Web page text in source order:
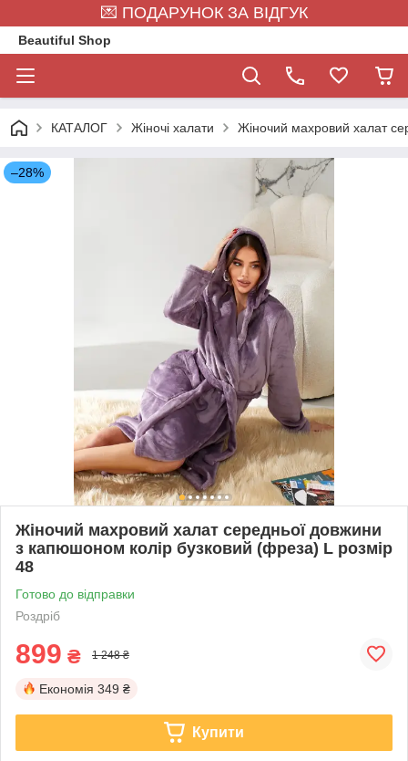
💌 ПОДАРУНОК ЗА ВІДГУК
Beautiful Shop
КАТАЛОГ Жіночі халати Жіночий махровий халат
–28%
Жіночий махровий халат середньої довжини
з капюшоном колір бузковий (фреза) L розмір
48
Готово до відправки
Роздріб
899 ₴ 1 248 ₴
Економія 349 ₴
Купити